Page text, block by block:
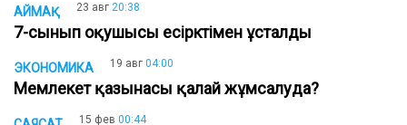
АЙМАҚ 23 авг 20:38
7-сынып оқушысы есірктімен ұсталды
ЭКОНОМИКА 19 авг 04:00
Мемлекет қазынасы қалай жұмсалуда?
15 фев 00:44